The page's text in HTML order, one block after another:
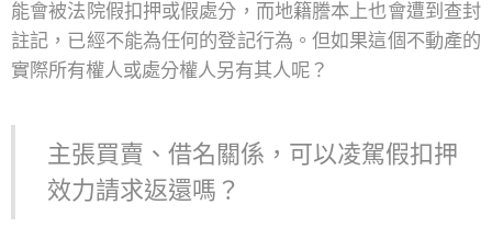
能會被法院假扣押或假處分，而地籍謄本上也會遭到查封
註記，已經不能為任何的登記行為。但如果這個不動產的
實際所有權人或處分權人另有其人呢？
主張買賣、借名關係，可以凌駕假扣押
效力請求返還嗎？